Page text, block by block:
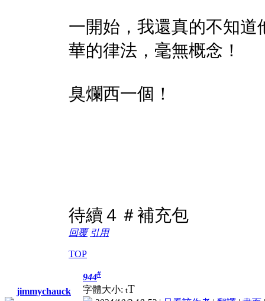
一開始，我還真的不知
華的律法，毫無概念！
臭爛西一個！
待續４＃補充包
回覆 引用
TOP
jimmychauck
944#
字體大小: tT